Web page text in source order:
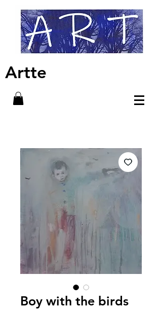
Artte
Boy with the birds